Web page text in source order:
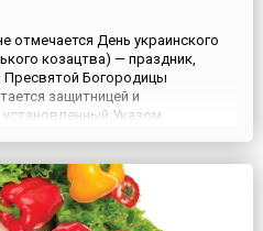
отмечается День украинского
козацтва) — праздник,
Богородицы
защитницей и
Указом